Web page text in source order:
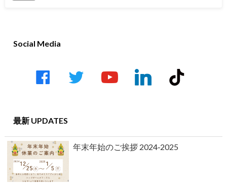
Social Media
facebook twitter
youtube-
play
linkedin tiktok
最新 UPDATES
年末年始のご挨拶 2024‐2025